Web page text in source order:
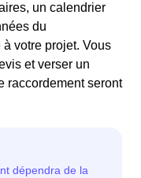
un calendrier
du
votre projet. Vous
et verser un
raccordement seront